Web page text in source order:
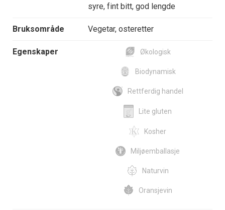
syre, fint bitt, god lengde
Bruksområde Vegetar, osteretter
Egenskaper Økologisk
Biodynamisk
Rettferdig handel
Lite gluten
Kosher
Miljøemballasje
Naturvin
Oransjevin